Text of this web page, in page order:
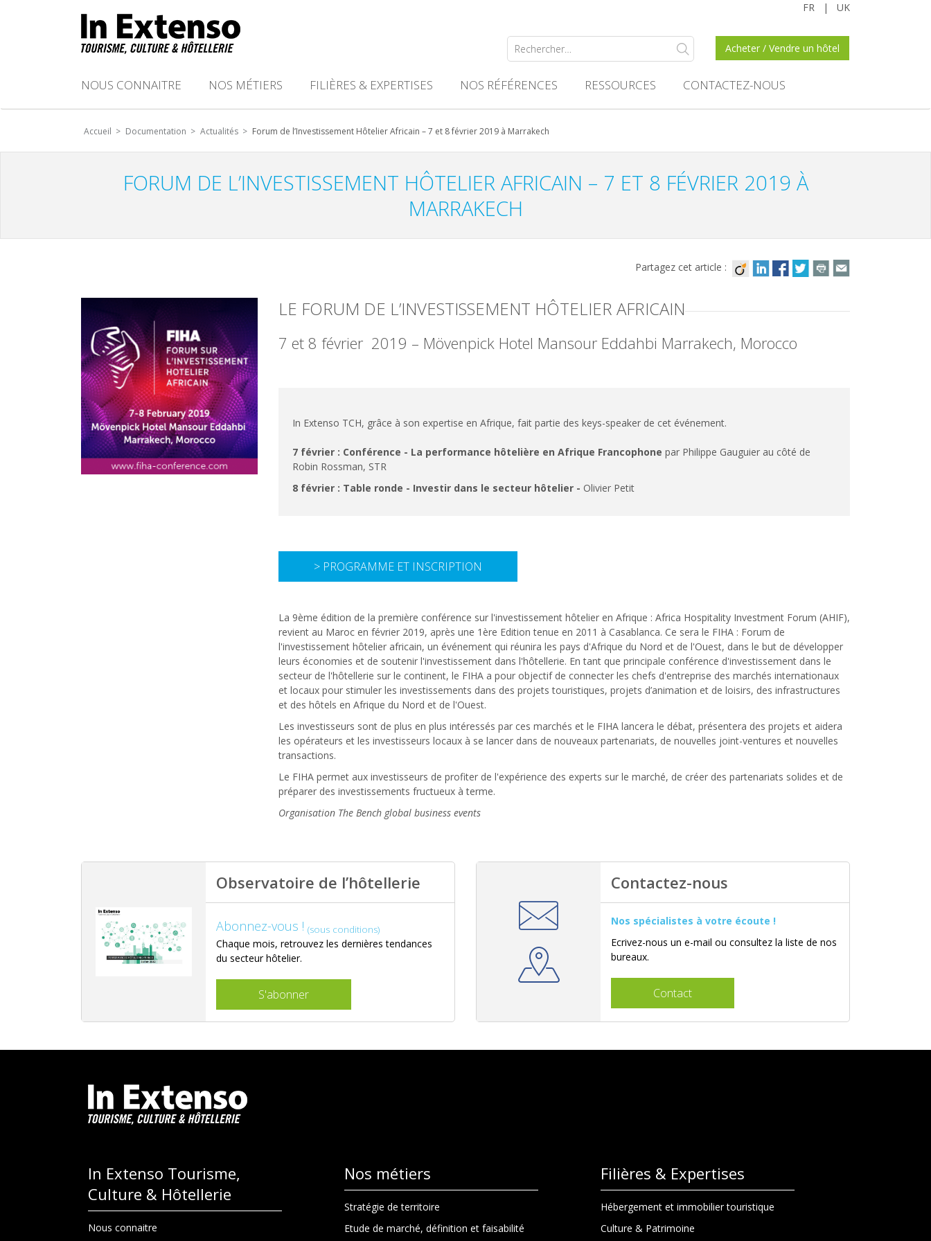
UK
|
FR
Acheter / Vendre un hôtel
Rechercher :
NOUS CONNAITRE NOS MÉTIERS FILIÈRES & EXPERTISES NOS RÉFÉRENCES RESSOURCES CONTACTEZ-NOUS
Accueil > Documentation > Actualités > Forum de l’Investissement Hôtelier Africain – 7 et 8 février 2019 à Marrakech
FORUM DE L’INVESTISSEMENT HÔTELIER AFRICAIN – 7 ET 8 FÉVRIER 2019 À
MARRAKECH
Partagez cet article :
LE FORUM DE L’INVESTISSEMENT HÔTELIER AFRICAIN
7 et 8 février 2019 – Mövenpick Hotel Mansour Eddahbi Marrakech, Morocco
In Extenso TCH, grâce à son expertise en Afrique, fait partie des keys-speaker de cet événement.
7 février : Conférence - La performance hôtelière en Afrique Francophone par Philippe Gauguier au côté de
Robin Rossman, STR
8 février : Table ronde - Investir dans le secteur hôtelier - Olivier Petit
> PROGRAMME ET INSCRIPTION
La 9ème édition de la première conférence sur l'investissement hôtelier en Afrique : Africa Hospitality Investment Forum (AHIF),
revient au Maroc en février 2019, après une 1ère Edition tenue en 2011 à Casablanca. Ce sera le FIHA : Forum de
l'investissement hôtelier africain, un événement qui réunira les pays d'Afrique du Nord et de l'Ouest, dans le but de développer
leurs économies et de soutenir l'investissement dans l'hôtellerie. En tant que principale conférence d'investissement dans le
secteur de l'hôtellerie sur le continent, le FIHA a pour objectif de connecter les chefs d'entreprise des marchés internationaux
et locaux pour stimuler les investissements dans des projets touristiques, projets d’animation et de loisirs, des infrastructures
et des hôtels en Afrique du Nord et de l'Ouest.
Les investisseurs sont de plus en plus intéressés par ces marchés et le FIHA lancera le débat, présentera des projets et aidera
les opérateurs et les investisseurs locaux à se lancer dans de nouveaux partenariats, de nouvelles joint-ventures et nouvelles
transactions.
Le FIHA permet aux investisseurs de profiter de l'expérience des experts sur le marché, de créer des partenariats solides et de
préparer des investissements fructueux à terme.
Organisation The Bench global business events
Observatoire de l’hôtellerie
Abonnez-vous !(sous conditions)
Chaque mois, retrouvez les dernières tendances
du secteur hôtelier.
S'abonner
Contactez-nous
Nos spécialistes à votre écoute !
Ecrivez-nous un e-mail ou consultez la liste de nos
bureaux.
Contact
In Extenso Tourisme,
Culture & Hôtellerie
Nous connaitre
Nos métiers
Stratégie de territoire
Etude de marché, définition et faisabilité
Filières & Expertises
Hébergement et immobilier touristique
Culture & Patrimoine